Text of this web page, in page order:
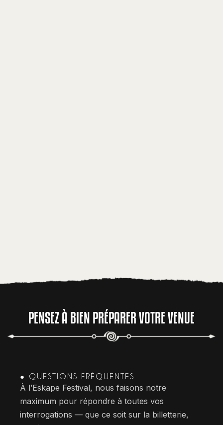
PENSEZ À BIEN PRÉPARER VOTRE VENUE
● QUESTIONS FRÉQUENTES
À l’Eskape Festival, nous faisons notre
maximum pour répondre à toutes vos
interrogations — que ce soit sur la billetterie,